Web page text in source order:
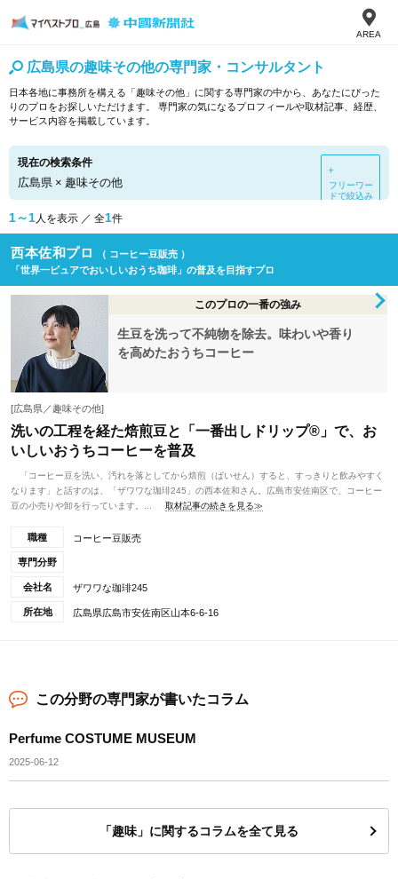
AREA
広島県の趣味その他の専門家・コンサルタント
日本各地に事務所を構える「趣味その他」に関する専門家の中から、あなたにぴった
りのプロをお探しいただけます。 専門家の気になるプロフィールや取材記事、経歴、
サービス内容を掲載しています。
現在の検索条件
広島県 × 趣味その他
＋
フリーワー
ドで絞込み
1～1人を表示 ／ 全1件
西本佐和プロ
（ コーヒー豆販売 ）
「世界一ピュアでおいしいおうち珈琲」の普及を目指すプロ
このプロの一番の強み
生豆を洗って不純物を除去。味わいや香り
を高めたおうちコーヒー
[広島県／趣味その他]
洗いの工程を経た焙煎豆と「一番出しドリップ®」で、お
いしいおうちコーヒーを普及
「コーヒー豆を洗い、汚れを落としてから焙煎（ばいせん）すると、すっきりと飲みやすく
なります」と話すのは、「ザワワな珈琲245」の西本佐和さん。広島市安佐南区で、コーヒー
豆の小売りや卸を行っています。...
取材記事の続きを見る≫
職種 コーヒー豆販売
専門分野
会社名 ザワワな珈琲245
所在地 広島県広島市安佐南区山本6-6-16
この分野の専門家が書いたコラム
Perfume COSTUME MUSEUM
2025-06-12
「趣味」に関するコラムを全て見る